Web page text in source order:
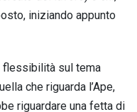
iniziando appunto
flessibilità sul tema
che riguarda l’Ape,
riguardare una fetta di